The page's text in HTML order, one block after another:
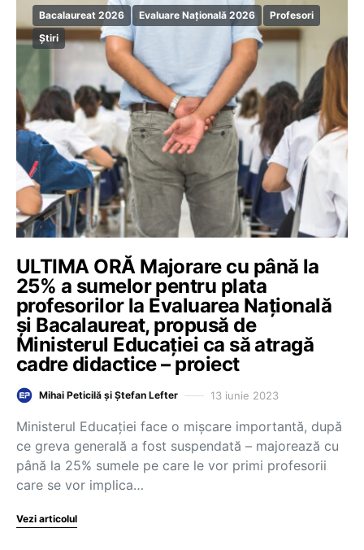
Bacalaureat 2026 Evaluare Națională 2026
Profesori
Știri
ULTIMA ORĂ Majorare cu până la
25% a sumelor pentru plata
profesorilor la Evaluarea Națională
și Bacalaureat, propusă de
Ministerul Educației ca să atragă
cadre didactice – proiect
Mihai Peticilă și Ștefan Lefter 13 iunie 2023
Ministerul Educației face o mișcare importantă, după
ce greva generală a fost suspendată – majorează cu
până la 25% sumele pe care le vor primi profesorii
care se vor implica…
Vezi articolul